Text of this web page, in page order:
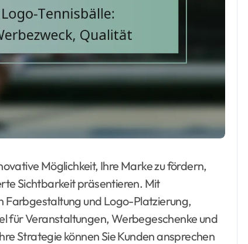
Möglichkeit, Ihre Marke zu fördern,
Sichtbarkeit präsentieren. Mit
Farbgestaltung und Logo-Platzierung,
für Veranstaltungen, Werbegeschenke und
Strategie können Sie Kunden ansprechen